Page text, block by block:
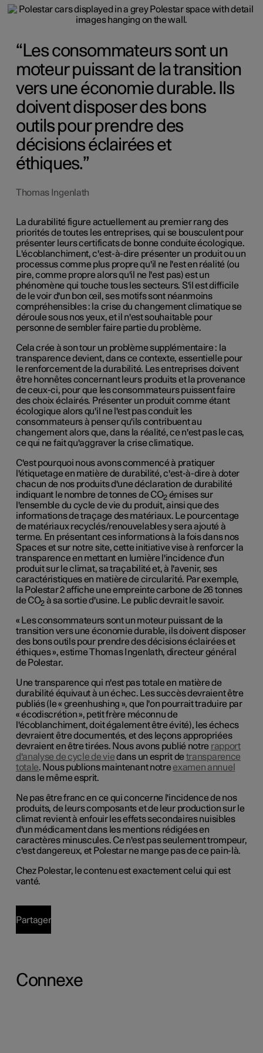
Les consommateurs sont un
moteur puissant de la transition
vers une économie durable. Ils
doivent disposer des bons
outils pour prendre des
décisions éclairées et
éthiques.
Thomas Ingenlath
La durabilité figure actuellement au premier rang des
priorités de toutes les entreprises, qui se bousculent pour
présenter leurs certificats de bonne conduite écologique.
L'écoblanchiment, c'est-à-dire présenter un produit ou un
processus comme plus propre qu'il ne l'est en réalité (ou
pire, comme propre alors qu'il ne l'est pas) est un
phénomène qui touche tous les secteurs. S'il est difficile
de le voir d'un bon œil, ses motifs sont néanmoins
compréhensibles : la crise du changement climatique se
déroule sous nos yeux, et il n'est souhaitable pour
personne de sembler faire partie du problème.
Cela crée à son tour un problème supplémentaire : la
transparence devient, dans ce contexte, essentielle pour
le renforcement de la durabilité. Les entreprises doivent
être honnêtes concernant leurs produits et la provenance
de ceux-ci, pour que les consommateurs puissent faire
des choix éclairés. Présenter un produit comme étant
écologique alors qu'il ne l'est pasconduit les
consommateurs à penser qu'ils contribuent au
changement alors que, dans la réalité, ce n'est pas le cas,
ce qui ne fait qu'aggraver la crise climatique.
C'est pourquoi nous avons commencé à pratiquer
l'étiquetage en matière de durabilité, c'est-à-dire à doter
chacun de nos produits d'une déclaration de durabilité
indiquant le nombre de tonnes de CO2 émises sur
l'ensemble du cycle de vie du produit, ainsi que des
informations de traçage des matériaux. Le pourcentage
de matériaux recyclés/renouvelables y sera ajouté à
terme. En présentant ces informations à la fois dans nos
Spaces et sur notresite, cette initiative vise à renforcer la
transparence en mettant en lumière l'incidence d'un
produit sur le climat, sa traçabilité et, à l'avenir, ses
caractéristiques en matière de circularité. Par exemple,
la Polestar 2 affiche une empreinte carbone de 26 tonnes
de CO2 à sa sortie d'usine. Le public devrait le savoir.
« Les consommateurs sont un moteur puissant de la
transition vers une économie durable, ils doivent disposer
des bons outils pour prendre des décisions éclairées et
éthiques », estime Thomas Ingenlath, directeur général
de Polestar.
Une transparence qui n'est pas totale en matière de
durabilité équivaut à un échec. Les succès devraient être
publiés (le « greenhushing », que l'on pourrait traduire par
« écodiscrétion », petit frère méconnu de
l'écoblanchiment, doit également être évité), les échecs
devraient être documentés, et des leçons appropriées
devraient en être tirées. Nous avons publié notre rapport
d'analyse de cycle de viedans un esprit detransparence
totale. Nous publions maintenant notreexamen annuel
dans le même esprit.
Ne pas être franc en ce qui concerne l'incidence de nos
produits, de leurs composants et de leur production sur le
climat revient à enfouir les effets secondaires nuisibles
d'un médicament dans les mentions rédigées en
caractères minuscules. Ce n'est pas seulement trompeur,
c'est dangereux, et Polestar ne mange pas de ce pain-là.
Chez Polestar, le contenu est exactement celui qui est
vanté.
Partager
Connexe